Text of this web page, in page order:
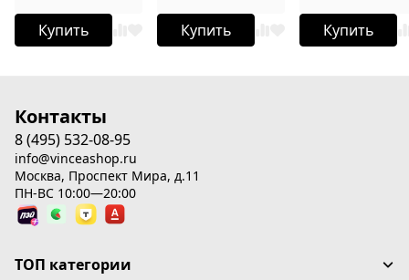
Купить Купить Купить
Контакты
8 (495) 532-08-95
info@vinceashop.ru
Москва, Проспект Мира, д.11
ПН-ВС 10:00—20:00
ТОП категории